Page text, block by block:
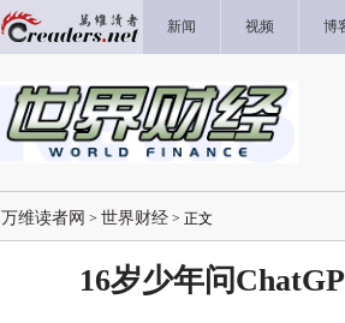
新闻 视频 博
万维读者网 > 世界财经 > 正文
16岁少年问